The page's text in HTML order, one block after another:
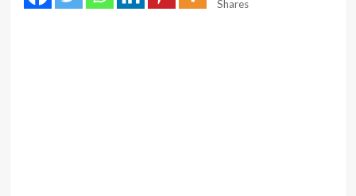
Shares